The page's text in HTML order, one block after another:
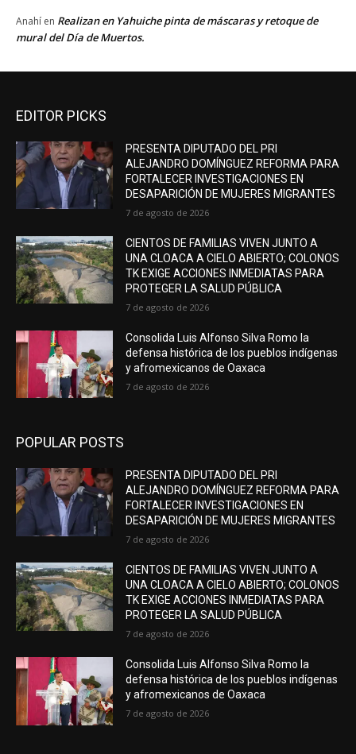
Anahí en Realizan en Yahuiche pinta de máscaras y retoque de
mural del Día de Muertos.
EDITOR PICKS
PRESENTA DIPUTADO DEL PRI
ALEJANDRO DOMÍNGUEZ REFORMA PARA
FORTALECER INVESTIGACIONES EN
DESAPARICIÓN DE MUJERES MIGRANTES
7 de agosto de 2026
CIENTOS DE FAMILIAS VIVEN JUNTO A
UNA CLOACA A CIELO ABIERTO; COLONOS
TK EXIGE ACCIONES INMEDIATAS PARA
PROTEGER LA SALUD PÚBLICA
7 de agosto de 2026
Consolida Luis Alfonso Silva Romo la
defensa histórica de los pueblos indígenas
y afromexicanos de Oaxaca
7 de agosto de 2026
POPULAR POSTS
PRESENTA DIPUTADO DEL PRI
ALEJANDRO DOMÍNGUEZ REFORMA PARA
FORTALECER INVESTIGACIONES EN
DESAPARICIÓN DE MUJERES MIGRANTES
7 de agosto de 2026
CIENTOS DE FAMILIAS VIVEN JUNTO A
UNA CLOACA A CIELO ABIERTO; COLONOS
TK EXIGE ACCIONES INMEDIATAS PARA
PROTEGER LA SALUD PÚBLICA
7 de agosto de 2026
Consolida Luis Alfonso Silva Romo la
defensa histórica de los pueblos indígenas
y afromexicanos de Oaxaca
7 de agosto de 2026